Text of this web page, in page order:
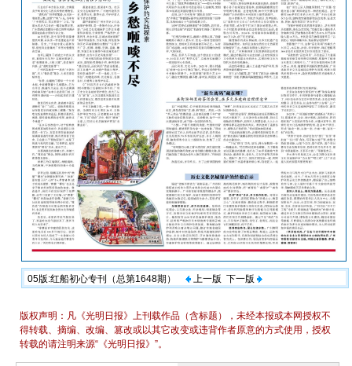
05版:红船初心专刊（总第1648期） 上一版 下一版